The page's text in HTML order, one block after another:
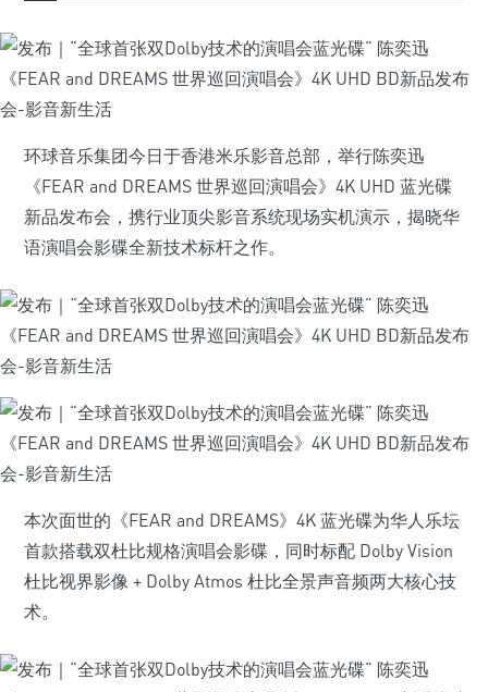
环球音乐集团今日于香港米乐影音总部，举行陈奕迅
《FEAR and DREAMS 世界巡回演唱会》4K UHD 蓝光碟
新品发布会，携行业顶尖影音系统现场实机演示，揭晓华
语演唱会影碟全新技术标杆之作。
本次面世的《FEAR and DREAMS》4K 蓝光碟为华人乐坛
首款搭载双杜比规格演唱会影碟，同时标配 Dolby Vision
杜比视界影像 + Dolby Atmos 杜比全景声音频两大核心技
术。